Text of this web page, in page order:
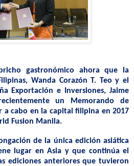
gastronómico ahora que la
Wanda Corazón T. Teo y el
Exportación e Inversiones, Jaime
un Memorando de
a cabo en la capital filipina en 2017
Fusion Manila.
de la única edición asiática
lugar en Asia y que continúa el
ediciones anteriores que tuvieron